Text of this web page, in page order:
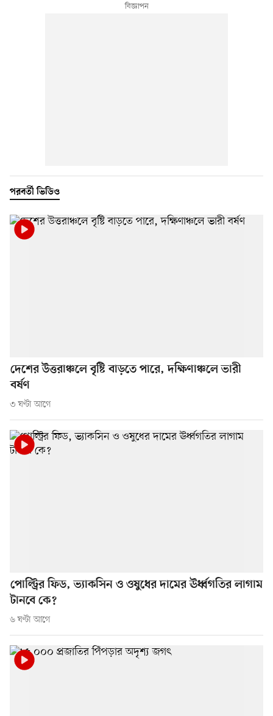
পরবর্তী ভিডিও
দেশের উত্তরাঞ্চলে বৃষ্টি বাড়তে পারে, দক্ষিণাঞ্চলে ভারী
বর্ষণ
৩ ঘণ্টা আগে
পোল্ট্রির ফিড, ভ্যাকসিন ও ওষুধের দামের ঊর্ধ্বগতির লাগাম
টানবে কে?
৬ ঘণ্টা আগে